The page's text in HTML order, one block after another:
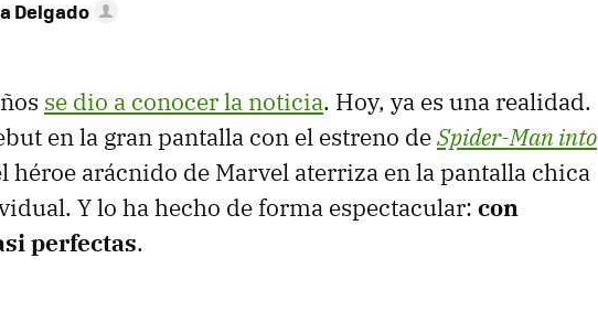
Delgado
se dio a conocer la noticia. Hoy, ya es una realidad.
en la gran pantalla con el estreno deSpider-Man into
héroe arácnido de Marvel aterriza en la pantalla chica
Y lo ha hecho de forma espectacular: con
perfectas.